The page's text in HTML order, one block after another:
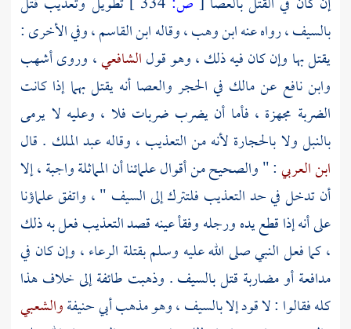
بالسيف ، رواه عنهابن وهب، وقالهابن القاسم، وفي الأخرى :
يقتل بها وإن كان فيه ذلك ، وهو قولالشافعي، وروىأشهب
وابن نافع عنمالك في الحجر والعصا أنه يقتل بهما إذا كانت
الضربة مجهزة ، فأما أن يضرب ضربات فلا ، وعليه لا يرمى
بالنبل ولا بالحجارة لأنه من التعذيب ، وقالهعبد الملك . قال
ابن العربي: " والصحيح من أقوال علمائنا أن المماثلة واجبة ، إلا
أن تدخل في حد التعذيب فلتترك إلى السيف " ، واتفق علماؤنا
على أنه إذا قطع يده ورجله وفقأ عينه قصد التعذيب فعل به ذلك
، كما فعل النبي صلى الله عليه وسلم بقتلة الرعاء ، وإن كان في
مدافعة أو مضاربة قتل بالسيف . وذهبت طائفة إلى خلاف هذا
كله فقالوا : لا قود إلا بالسيف ، وهو مذهبأبي حنيفةوالشعبي